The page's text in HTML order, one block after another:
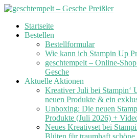
Skip
Startseite
Bestellen
Bestellformular
Wie kann ich Stampin Up
geschtempelt – Online-
Gesche
Aktuelle Aktionen
Kreativer Juli bei Stampin‘
neuen Produkte & ein
Unboxing: Die neuen
Produkte (Juli 2026) +
Neues Kreativset bei
Blüten für traumhaft